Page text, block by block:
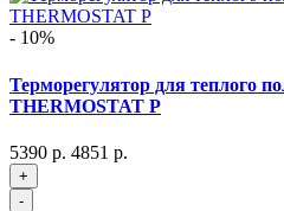
- 10%
Терморегулятор для теплого
THERMOSTAT P
5390 р. 4851 р.
+
-